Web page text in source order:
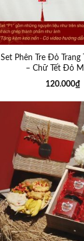
Set Phên Tre Đỏ Trang
– Chữ Tết Đỏ
120.000₫